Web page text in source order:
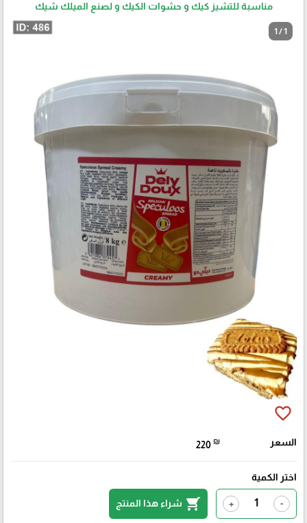
مناسبة للتشيز كيك و حشوات الكيك و لصنع الميلك شيك
1 / 1
favorite_border
السعر 220 ₪
اختر الكمية
-
+
shopping_cart شراء هذا المنتج